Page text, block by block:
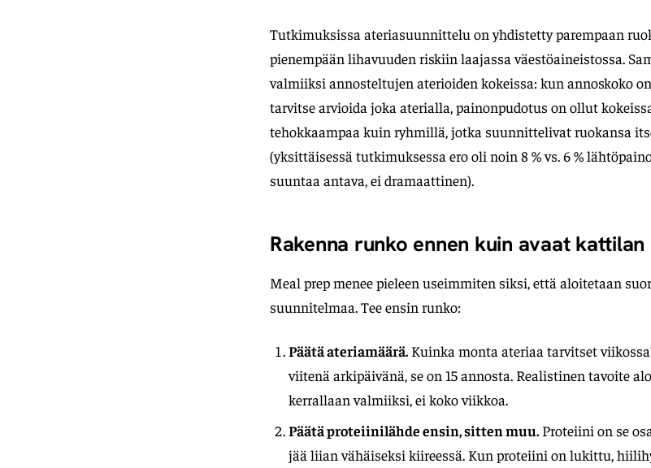
Tutkimuksissa ateriasuunnittelu on yhdistetty parempaan
pienempään lihavuuden riskiin laajassa väestöaineistossa.
valmiiksi annosteltujen aterioiden kokeissa: kun annoskoko
tarvitse arvioida joka aterialla, painonpudotus on ollut
tehokkaampaa kuin ryhmillä, jotka suunnittelivat ruokansa
(yksittäisessä tutkimuksessa ero oli noin 8 % vs. 6 %
suuntaa antava, ei dramaattinen).
Rakenna runko ennen kuin avaat kattilan
Meal prep menee pieleen useimmiten siksi, että aloitetaan
suunnitelmaa. Tee ensin runko:
Päätä ateriamäärä. Kuinka monta ateriaa tarvitset
viitenä arkipäivänä, se on 15 annosta. Realistinen tavoite
kerrallaan valmiiksi, ei koko viikkoa.
Päätä proteiinilähde ensin, sitten muu. Proteiini on se
jää liian vähäiseksi kiireessä. Kun proteiini on lukittu,